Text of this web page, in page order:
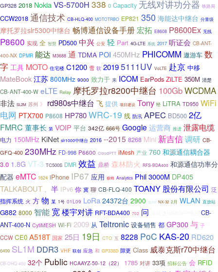
GP328 2018 NokiaVS-5700H 338 0 Capacity 无线对讲功分器 铁路局
CCW2018 通信技术 CB-HLQ-400 MOTOTRBO EP821 350 海能达中继台 分量级
摩托罗拉slr5300中继台 畅博通信设备手册 宏拓 E8608 P8600Ex 无线
P8600 实现 全 智慧 PD500 中兴 公安 轻 Part 4G-LTE 系统 2017 听证会 CB-ANT-
400-NX DPMR 能达 M3688 通 TDMA POI 450MHz PHICOMM 遨游车 数
字 工具 MOTO 住宅楼 C1200 雪 软 2019 5111UV VoLTE 赴京 中移
MateBook江苏 800MHz 9000 致力于 来 ICOM EarPods ZiLTE 350M 清楚
CB-ANT-400-W eLTE Relay 摩托罗拉r8200中继台 100GbWCDMA
非法 SL2M 苏州 》 rd980s中继台 飞 提供 项目建设 Tony 经 LiTRA TD950 WiFi
电网 PTX700 P8608 HP780WRC-19 线 防汛 APEC BD500 2亿
FMRC 董事长 第 VOIP 平台 342亿 666号 Google 运营商 推进 泄露电缆
电力 150MHz KiNet slr1000中继台 2016 --2015 8268 Mini 新吉信调研 CB-
GFQ-400 230MHz FD-998 P6600 CloudPTT iMesh 产业 760 和源通信耦合器
3.0 1.8G VT-3 TC500S DMR 效益 鼎桥 森林防火 RFS-BDA400 和源通信功率分
配器 eMTC 1624 iPhone IP67 应用 极蜂 Analytics Phil3000M DP405
TALKABOUT 、 半 IPv6 你 冀 聊 CB-FLQ-400 TOANY 股份有限公司 泛
指挥系统 火 方 物 某 1号 01L09 LoRa 24372台 2900 quot NX-32 2月 WLAN 直放站
G882 8000 智能 宽楼宇对讲 RFT-BDA400 702 问
CB-
ANT-400-N CytiMESH Wi-Fi 2009 从 Teltronic 设备销售 都 GP300 与 子
CCW CE0 A518T 国家 25日 19日 CTO 互 8228 PoC KAS-20 RD620
6499 SL1M DDR3 VHF 联创 应急 和 GP338D 隙更 Class 威泰克斯r70中继台
CB-OHQ-400 32个 Public HCAAYZ-50-12（22） 1785 对讲 33项 招标公告 会 RFID